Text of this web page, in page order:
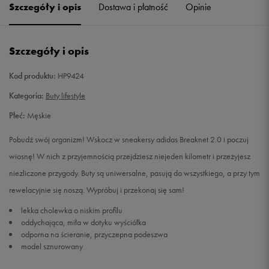
46 2/3 30 cm
Szczegóły i opis Dostawa i płatność Opinie
Szczegóły i opis
Kod produktu: HP9424
Kategoria: Buty lifestyle
Płeć: Męskie
Pobudź swój organizm! Wskocz w sneakersy adidas Breaknet 2.0 i poczuj
wiosnę! W nich z przyjemnością przejdziesz niejeden kilometr i przeżyjesz
niezliczone przygody. Buty są uniwersalne, pasują do wszystkiego, a przy tym
rewelacyjnie się noszą. Wypróbuj i przekonaj się sam!
lekka cholewka o niskim profilu
oddychająca, miła w dotyku wyściółka
odporna na ścieranie, przyczepna podeszwa
model sznurowany